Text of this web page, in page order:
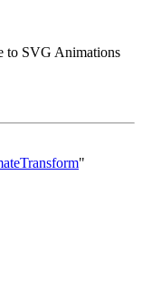
to SVG Animations
"